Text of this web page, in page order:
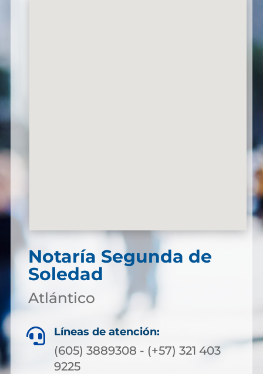
Notaría Segunda de
Soledad
Atlántico
 Líneas de atención:
(605) 3889308 - (+57) 321 403
9225